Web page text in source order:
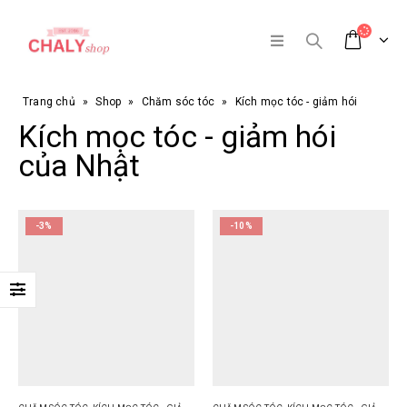
Trang chủ » Shop » Chăm sóc tóc » Kích mọc tóc - giảm hói
Kích mọc tóc - giảm hói
của Nhật
-3% -10%